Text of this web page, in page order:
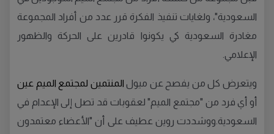
السعودية"، ولغايات تنفيذ الفكرة قرر عدد من أفراد المجموعة
مغادرة السعودية كي يكونوا قادرين على الحركة والظهور
الإعلامي.
ويتعرض كل من يفصح عن ميول المنتمين لمجتمع الميم عين
أو أي فرد من "مجتمع الميم" لعقوبات قد تصل إلى الإعدام في
السعودية.ووشددت روين عطيف على أن "الأعضاء معتمدون